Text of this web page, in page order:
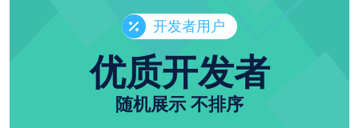
开发者用户
优质开发者
随机展示 不排序